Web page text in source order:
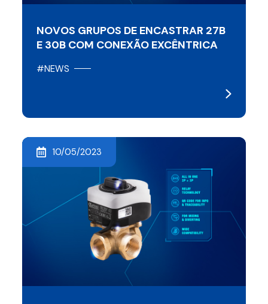
NOVOS GRUPOS DE ENCASTRAR 27B
E 30B COM CONEXÃO EXCÊNTRICA
#NEWS
10/05/2023